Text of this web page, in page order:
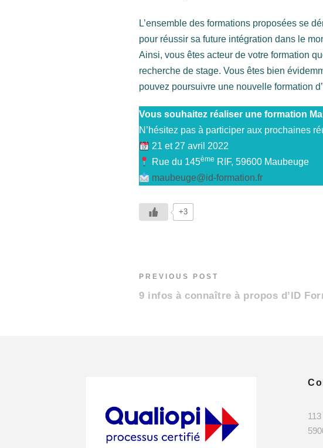
L’ensemble des formations proposées se
pour réussir sa future intégration dans le
Ainsi, vous êtes acteur de votre formation
recherche de stage. Vous êtes bien
pouvez poursuivre une nouvelle formation
Vous souhaitez réaliser une formation
N’hésitez pas à participer aux prochaines
21 et 27 avril 2022
Rue du 145ème RIF, 59600 Maubeuge
maubeuge@id-formation.fr
+3
PREVIOUS POST
9 infos à connaître à propos d’ID